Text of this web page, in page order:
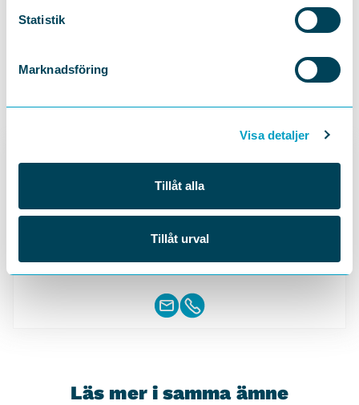
Statistik
Marknadsföring
Visa detaljer
Tillåt alla
Tillåt urval
UTREDARE: VÄLFÄRDSFRÅGOR
Mikael Dubois
Läs mer i samma ämne